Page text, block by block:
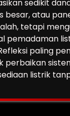
sedikit
atau
tetapi
pemadaman
paling
listrik